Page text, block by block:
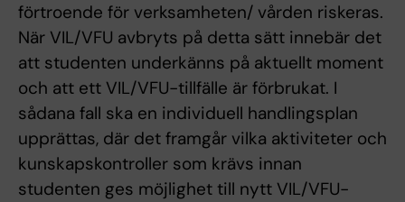
förtroende för verksamheten/ vården riskeras.
När VIL/VFU avbryts på detta sätt innebär det
att studenten underkänns på aktuellt moment
och att ett VIL/VFU-tillfälle är förbrukat. I
sådana fall ska en individuell handlingsplan
upprättas, där det framgår vilka aktiviteter och
kunskapskontroller som krävs innan
studenten ges möjlighet till nytt VIL/VFU-